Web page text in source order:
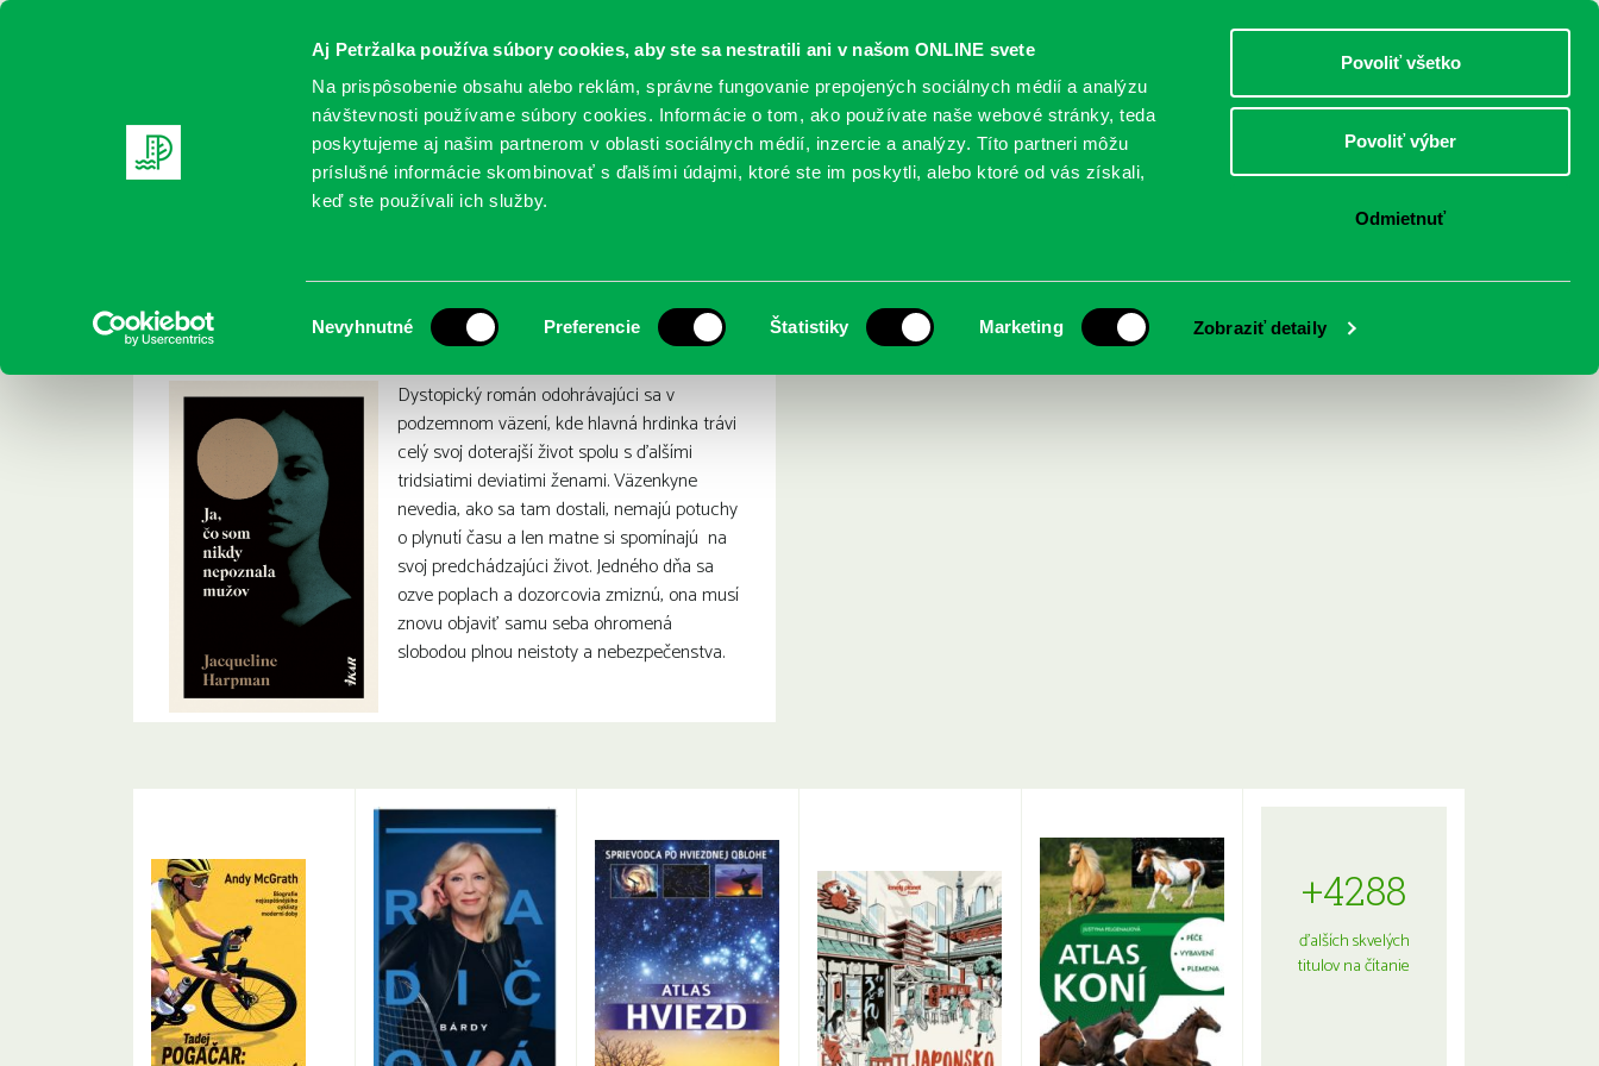
Aj Petržalka používa súbory cookies, aby ste sa nestratili ani v našom ONLINE svete
Na prispôsobenie obsahu alebo reklám, správne fungovanie prepojených sociálnych médií a analýzu
návštevnosti používame súbory cookies. Informácie o tom, ako používate naše webové stránky, teda
poskytujeme aj našim partnerom v oblasti sociálnych médií, inzercie a analýzy. Títo partneri môžu
príslušné informácie skombinovať s ďalšími údajmi, ktoré ste im poskytli, alebo ktoré od vás získali,
keď ste používali ich služby.
súhlasu
Nevyhnutné Preferencie Štatistiky Marketing Zobraziť detaily
Povoliť všetko
Povoliť výber
Odmietnuť
DOSPELÍ
REGISTRUJTE SA ONLINE KATALÓGY SLUŽBY PODUJATIA POBOČKY O KNIŽNICI
Harpman, Jacqueline: Ja, čo som nikdy nepoznala mužov
Dystopický román odohrávajúci sa v
podzemnom väzení, kde hlavná hrdinka trávi
celý svoj doterajší život spolu s ďalšími
tridsiatimi deviatimi ženami. Väzenkyne
nevedia, ako sa tam dostali, nemajú potuchy
o plynutí času a len matne si spomínajú na
svoj predchádzajúci život. Jedného dňa sa
ozve poplach a dozorcovia zmiznú, ona musí
znovu objaviť samu seba ohromená
slobodou plnou neistoty a nebezpečenstva.
+4288
ďalších skvelých
titulov na čítanie